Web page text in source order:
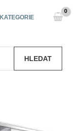
KATEGORIE
HLEDAT